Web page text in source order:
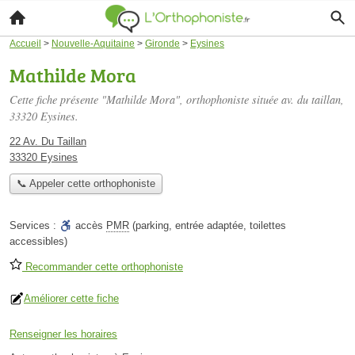
Accueil > Nouvelle-Aquitaine > Gironde > Eysines
Mathilde Mora
Cette fiche présente "Mathilde Mora", orthophoniste située av. du taillan,
33320 Eysines.
22 Av. Du Taillan
33320 Eysines
📞 Appeler cette orthophoniste
Services : accès PMR (parking, entrée adaptée, toilettes
accessibles)
Recommander cette orthophoniste
Améliorer cette fiche
Renseigner les horaires